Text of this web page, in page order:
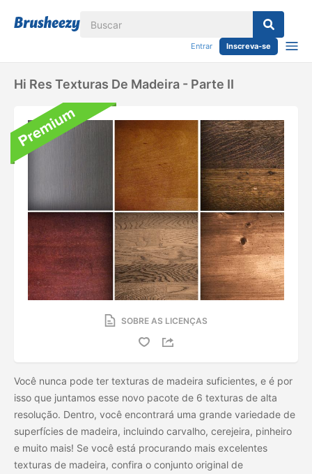
Entrar Inscreva-se
Hi Res Texturas De Madeira - Parte II
SOBRE AS LICENÇAS
Você nunca pode ter texturas de madeira suficientes, e é por
isso que juntamos esse novo pacote de 6 texturas de alta
resolução. Dentro, você encontrará uma grande variedade de
superfícies de madeira, incluindo carvalho, cerejeira, pinheiro
e muito mais! Se você está procurando mais excelentes
texturas de madeira, confira o conjunto original de